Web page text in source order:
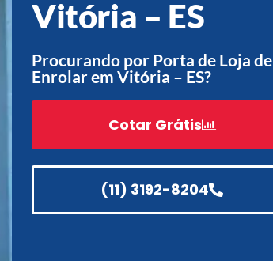
Vitória – ES
Procurando por Porta de Loja de
Enrolar em Vitória – ES?
Cotar Grátis
(11) 3192-8204